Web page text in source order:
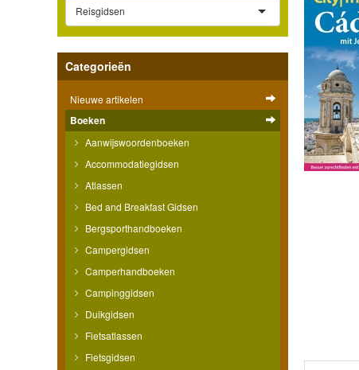
Reisgidsen
Categorieën
Nieuwe artikelen
Boeken
Aanwijswoordenboeken
Accommodatiegidsen
Atlassen
Bed and Breakfast Gidsen
Bergsporthandboeken
Campergidsen
Camperhandboeken
Campinggidsen
Duikgidsen
Fietsatlassen
Fietsgidsen